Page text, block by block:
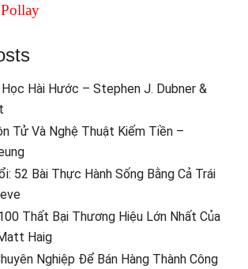
Học Hài Hước – Stephen J. Dubner &
Tử Và Nghệ Thuật Kiếm Tiền –
52 Bài Thực Hành Sống Bằng Cả Trái
Thất Bại Thương Hiệu Lớn Nhất Của
Haig
Nghiệp Để Bán Hàng Thành Công